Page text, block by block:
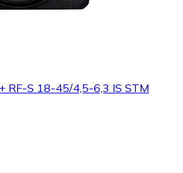
RF-S 18-45/4,5-6,3 IS STM